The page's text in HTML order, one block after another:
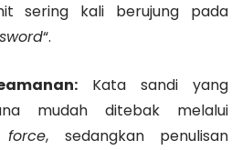
sering kali berujung pada
“.
Kata sandi yang
mudah ditebak melalui
, sedangkan penulisan